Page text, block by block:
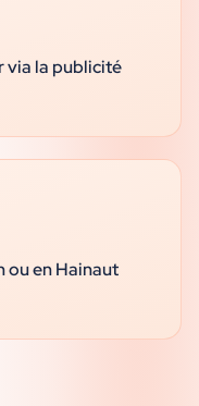
via la publicité
ou en Hainaut